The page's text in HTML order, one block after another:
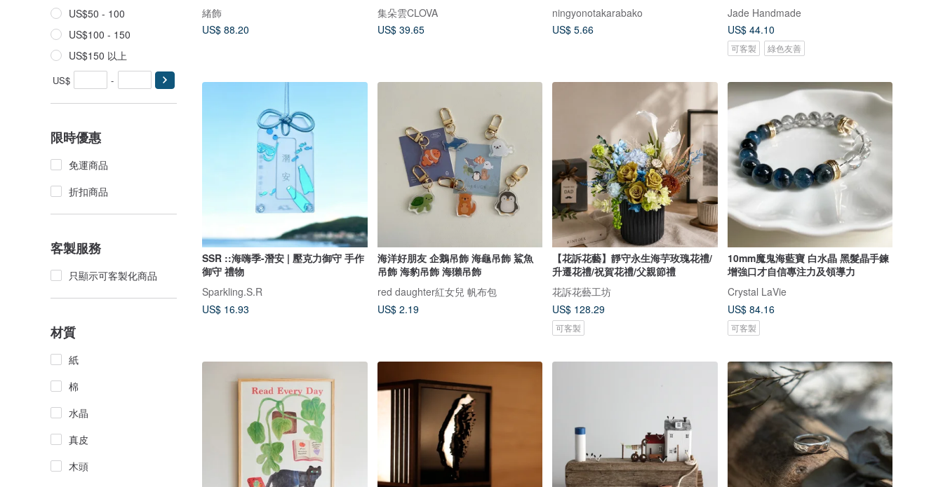
US$50 - 100
US$100 - 150
US$150 以上
US$ -
限時優惠
免運商品
折扣商品
客製服務
只顯示可客製化商品
材質
紙
棉
水晶
真皮
木頭
緒飾
US$ 88.20
集朵雲CLOVA
US$ 39.65
ningyonotakarabako
US$ 5.66
Jade Handmade
US$ 44.10
可客製 綠色友善
SSR ::海嗨季-潛安 | 壓克力御守 手作
御守 禮物
Sparkling.S.R
US$ 16.93
海洋好朋友 企鵝吊飾 海龜吊飾 鯊魚
吊飾 海豹吊飾 海獺吊飾
red daughter紅女兒 帆布包
US$ 2.19
【花訴花藝】靜守永生海芋玫瑰花禮/
升遷花禮/祝賀花禮/父親節禮
花訴花藝工坊
US$ 128.29
可客製
10mm魔鬼海藍寶 白水晶 黑髮晶手鍊
增強口才自信專注力及領導力
Crystal LaVie
US$ 84.16
可客製